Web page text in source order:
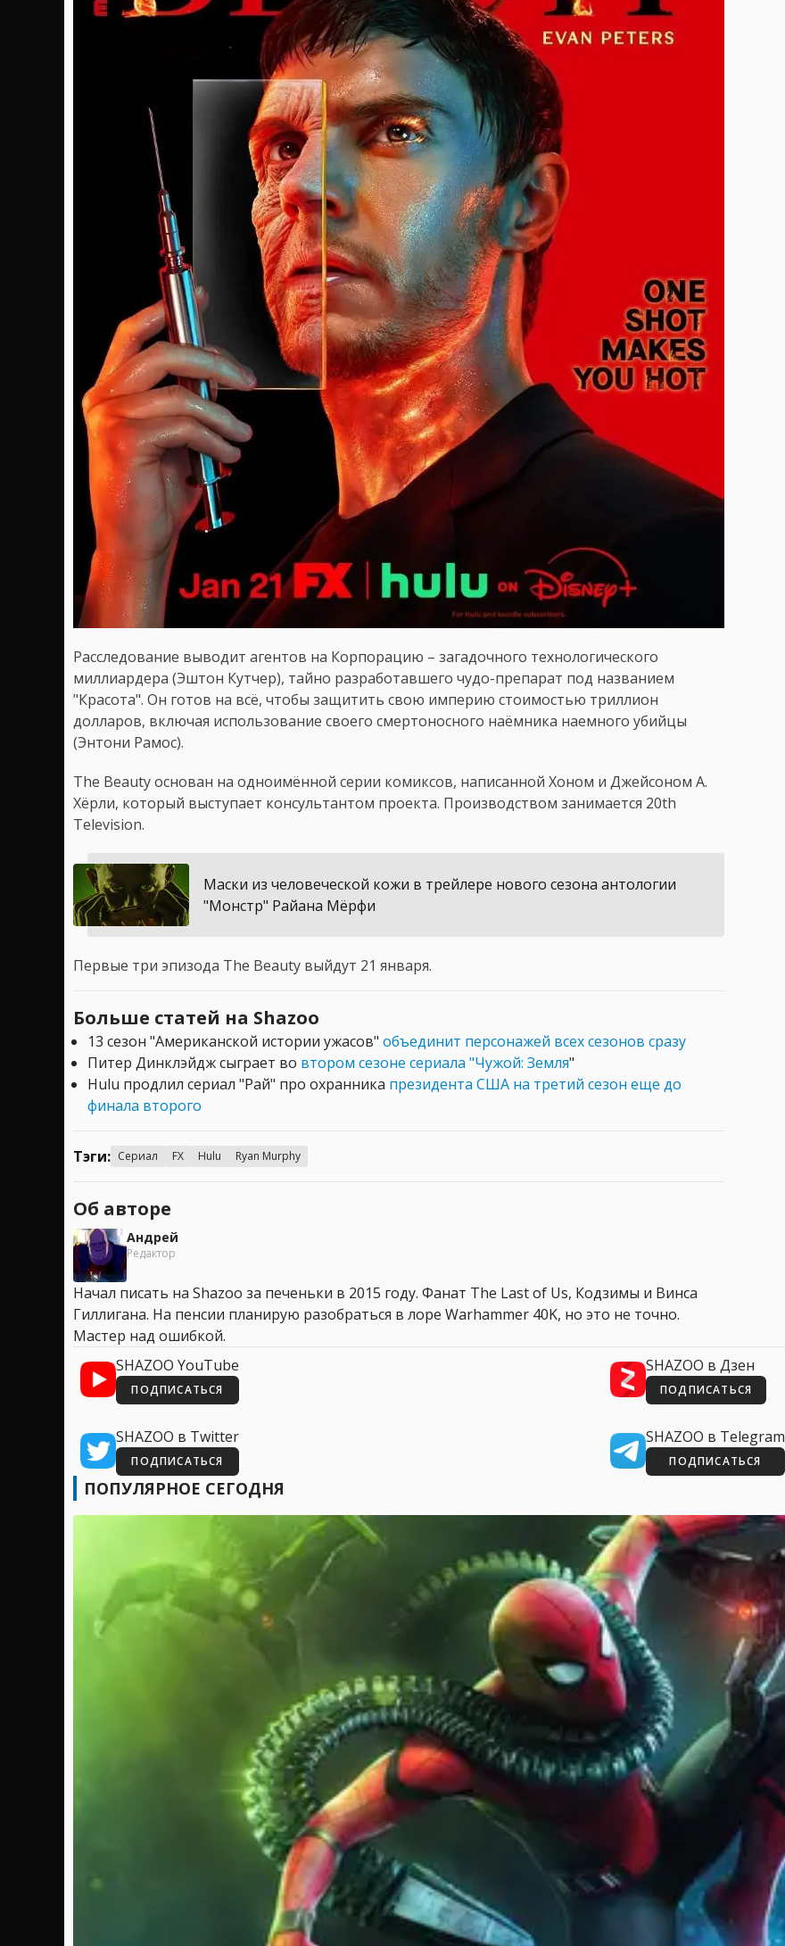
Расследование выводит агентов на Корпорацию – загадочного технологического
миллиардера (Эштон Кутчер), тайно разработавшего чудо-препарат под названием
"Красота". Он готов на всё, чтобы защитить свою империю стоимостью триллион
долларов, включая использование своего смертоносного наёмника наемного убийцы
(Энтони Рамос).
The Beauty основан на одноимённой серии комиксов, написанной Хоном и Джейсоном А.
Хёрли, который выступает консультантом проекта. Производством занимается 20th
Television.
Маски из человеческой кожи в трейлере нового сезона антологии
"Монстр" Райана Мёрфи
Первые три эпизода The Beauty выйдут 21 января.
Больше статей на Shazoo
13 сезон "Американской истории ужасов" объединит персонажей всех сезонов сразу
Питер Динклэйдж сыграет во втором сезоне сериала "Чужой: Земля"
Hulu продлил сериал "Рай" про охранника президента США на третий сезон еще до
финала второго
Тэги: Сериал FX Hulu Ryan Murphy
Об авторе
Андрей
Редактор
Начал писать на Shazoo за печеньки в 2015 году. Фанат The Last of Us, Кодзимы и Винса
Гиллигана. На пенсии планирую разобраться в лоре Warhammer 40K, но это не точно.
Мастер над ошибкой.
SHAZOO YouTube
ПОДПИСАТЬСЯ
SHAZOO в Дзен
ПОДПИСАТЬСЯ
SHAZOO в Twitter
ПОДПИСАТЬСЯ
SHAZOO в Telegram
ПОДПИСАТЬСЯ
ПОПУЛЯРНОЕ СЕГОДНЯ